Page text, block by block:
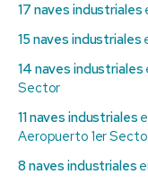
17 naves industriales
15 naves industriales
14 naves industriales
Sector
11 naves industriales
Aeropuerto 1er
8 naves industriales